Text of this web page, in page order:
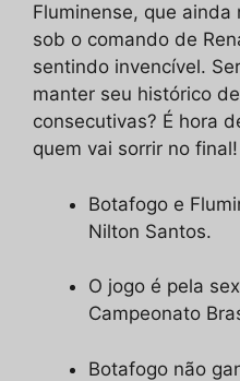
Fluminense, que
sob o comando de
sentindo invencível.
manter seu histórico de
consecutivas? É hora
quem vai sorrir no final!
Botafogo e
Nilton Santos.
O jogo é pela
Campeonato
Botafogo não